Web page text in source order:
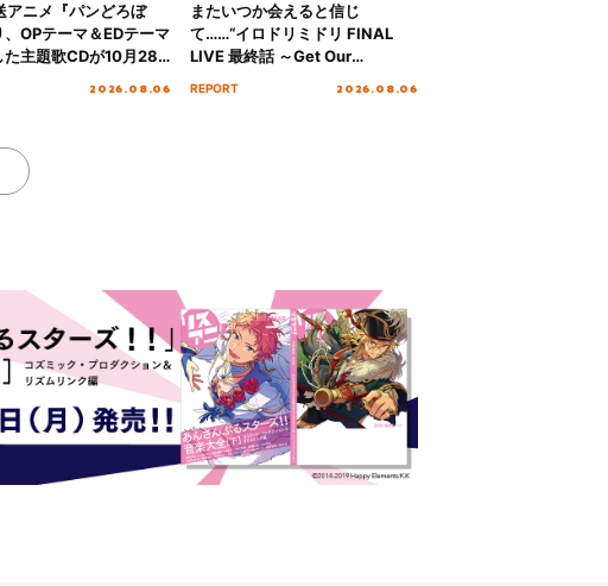
アニメ『パンどろぼ
、OPテーマ＆EDテーマ
た主題歌CDが10月28
2026.08.06
またいつか会えると信じ
て……“イロドリミドリ FINAL
LIVE 最終話 ～Get Our
REPORT 2026.08.06